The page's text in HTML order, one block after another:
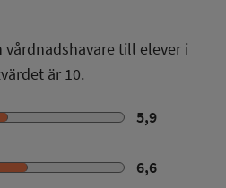
vårdnadshavare till elever i
är 10.
5,9
6,6